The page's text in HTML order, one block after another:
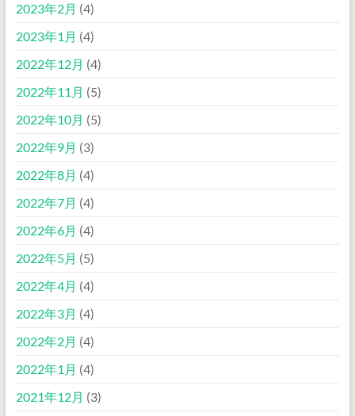
2023年2月 (4)
2023年1月 (4)
2022年12月 (4)
2022年11月 (5)
2022年10月 (5)
2022年9月 (3)
2022年8月 (4)
2022年7月 (4)
2022年6月 (4)
2022年5月 (5)
2022年4月 (4)
2022年3月 (4)
2022年2月 (4)
2022年1月 (4)
2021年12月 (3)